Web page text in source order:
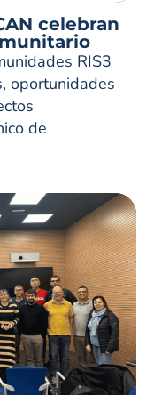
celebran
RIS3
oportunidades
de